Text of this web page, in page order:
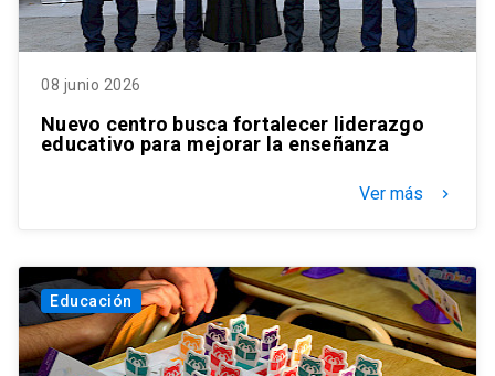
08 junio 2026
Nuevo centro busca fortalecer liderazgo
educativo para mejorar la enseñanza
Ver más keyboard_arrow_right
Educación